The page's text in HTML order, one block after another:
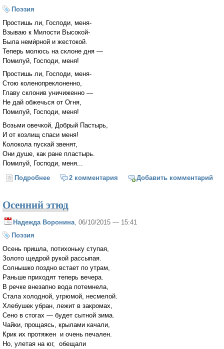
Поэзия
Простишь ли, Господи, меня-
Взываю к Милости Высокой-
Была неми́рной и жестокой.
Теперь молюсь на склоне дня —
Помилуй, Господи, меня!
Простишь ли, Господи, меня-
Стою коленопреклоненно,
Главу склонив уничиженно —
Не дай обжечься от Огня,
Помилуй, Господи, меня!
Возьми овечкой, Добрый Пастырь,
И от козлищ спаси меня!
Колокола пускай звенят,
Они душе, как ране пластырь.
Помилуй, Господи, меня...
Подробнее о Простишь ли, Господи, меня
2 комментария Добавить комментарий
Осенний этюд
Надежда Воронина , 06/10/2015 — 15:41
Поэзия
Осень пришла, потихоньку ступая,
Золото щедрой рукой рассыпая.
Солнышко поздно встает по утрам,
Раньше приходят теперь вечера.
В речке внезапно вода потемнела,
Стала холодной, угрюмой, несмелой.
Хлебушек убран, лежит в закромах,
Сено в стогах — будет сытной зима.
Чайки, прощаясь, крылами качали,
Крик их протяжен и очень печален.
Но, улетая на юг, обещали